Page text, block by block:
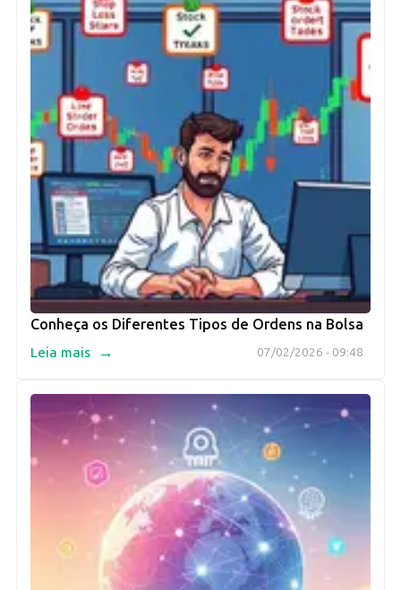
Conheça os Diferentes Tipos de Ordens na Bolsa
07/02/2026 - 09:48
Leia mais →